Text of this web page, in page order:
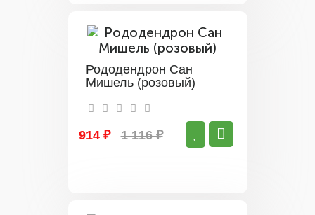
Рододендрон Сан
Мишель (розовый)
914 ₽ 1 116 ₽